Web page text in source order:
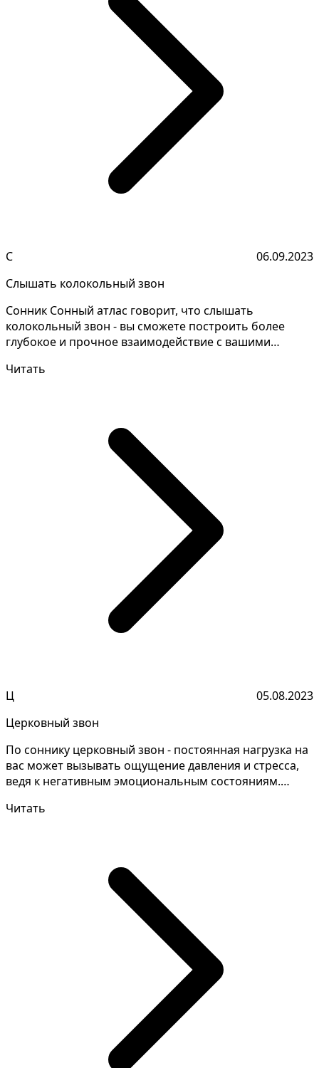
С
06.09.2023
Слышать колокольный звон
Сонник Сонный атлас говорит, что слышать
колокольный звон - вы сможете построить более
глубокое и прочное взаимодействие с вашими
Читать
Ц
05.08.2023
Церковный звон
По соннику церковный звон - постоянная нагрузка на
вас может вызывать ощущение давления и стресса,
ведя к негативным эмоциональным состояниям.
Читать